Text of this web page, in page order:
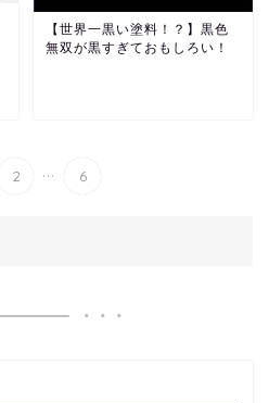
【世界一黒い塗料！？】黒色
無双が黒すぎておもしろい！
2 ... 6